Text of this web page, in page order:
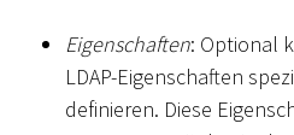
Eigenschaften: Optional
LDAP-Eigenschaften
definieren. Diese